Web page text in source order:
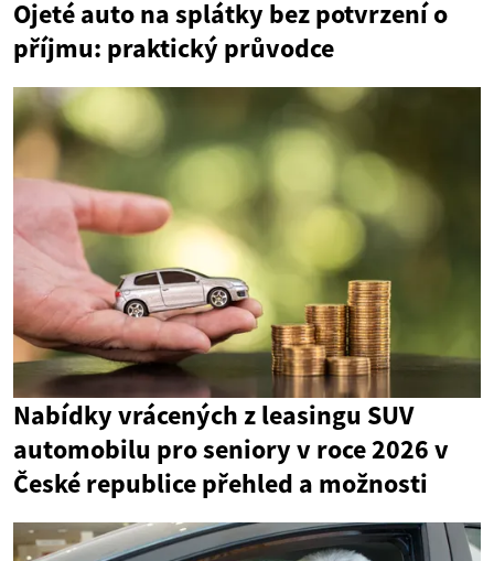
Ojeté auto na splátky bez potvrzení o
příjmu: praktický průvodce
Nabídky vrácených z leasingu SUV
automobilu pro seniory v roce 2026 v
České republice přehled a možnosti